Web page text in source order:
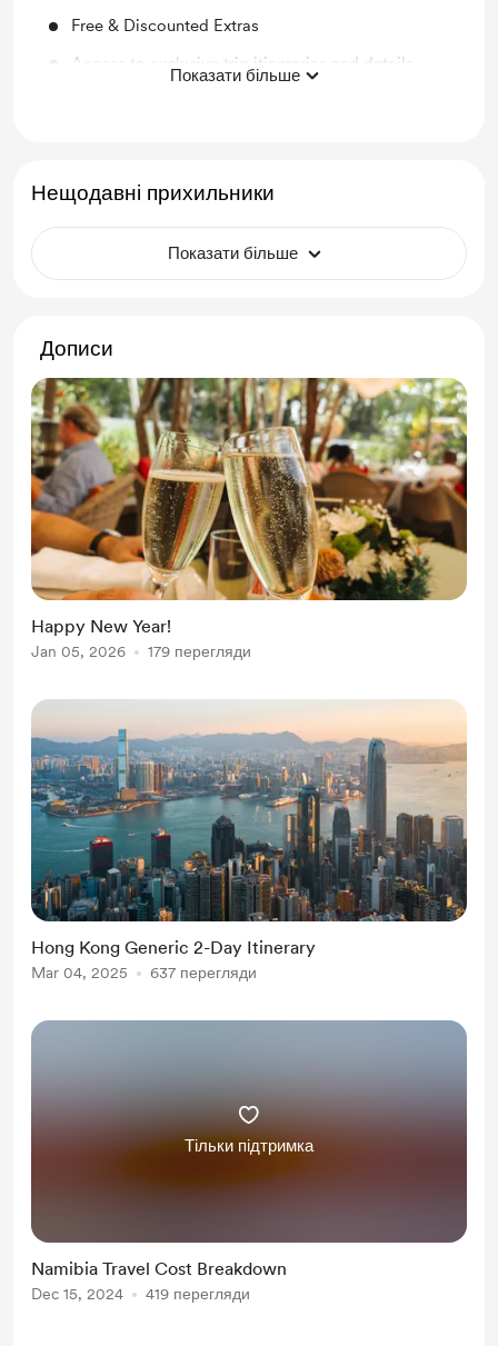
Free & Discounted Extras
Access to exclusive trip itineraries and details
Travel Blogging Tips for Creators
Показати більше
Нещодавні прихильники
Показати більше
Дописи
Happy New Year!
Jan 05, 2026 179 перегляди
Hong Kong Generic 2-Day Itinerary
Mar 04, 2025 637 перегляди
Тільки підтримка
Namibia Travel Cost Breakdown
Dec 15, 2024 419 перегляди